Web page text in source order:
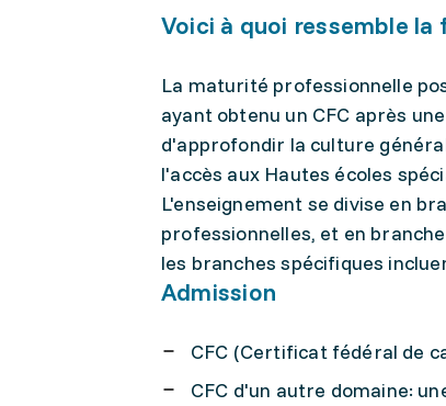
Voici à quoi ressemble
La maturité professionnelle
ayant obtenu un CFC après
d'approfondir la culture
l'accès aux Hautes écoles
L'enseignement se divise en
professionnelles, et en
les branches spécifiques
Admission
CFC (Certificat fédéral de
CFC d'un autre domaine: